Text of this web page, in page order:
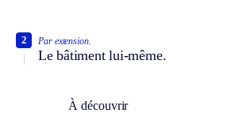
Par extension.
Le bâtiment lui-même.
2
À découvrir